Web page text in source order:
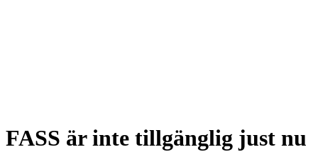
FASS är inte tillgänglig just nu